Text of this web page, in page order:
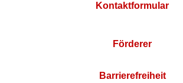
Kontaktformular
Förderer
Barrierefreiheit